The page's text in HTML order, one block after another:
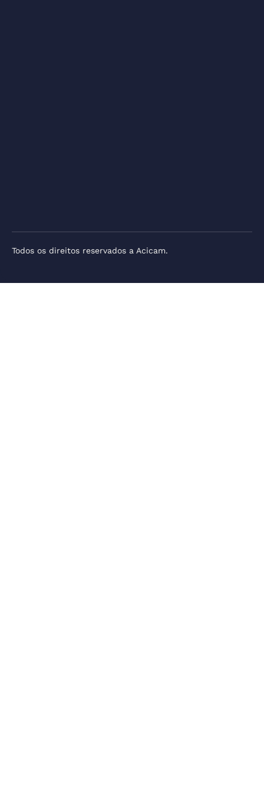
Todos os direitos reservados a Acicam.